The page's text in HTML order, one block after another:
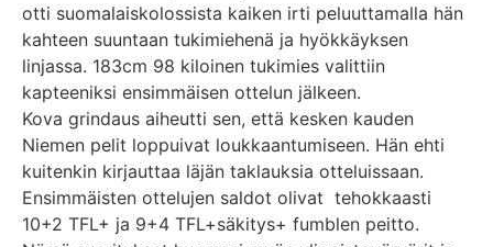
otti suomalaiskolossista kaiken irti peluuttamalla hän
kahteen suuntaan tukimiehenä ja hyökkäyksen
linjassa. 183cm 98 kiloinen tukimies valittiin
kapteeniksi ensimmäisen ottelun jälkeen.
Kova grindaus aiheutti sen, että kesken kauden
Niemen pelit loppuivat loukkaantumiseen. Hän ehti
kuitenkin kirjauttaa läjän taklauksia otteluissaan.
Ensimmäisten ottelujen saldot olivat tehokkaasti
10+2 TFL+ ja 9+4 TFL+säkitys+ fumblen peitto.